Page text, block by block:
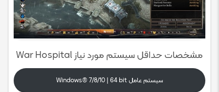
مشخصات حداقل سیستم مورد نیاز War Hospital
سیستم عامل Windows® 7/8/10 | 64 bit